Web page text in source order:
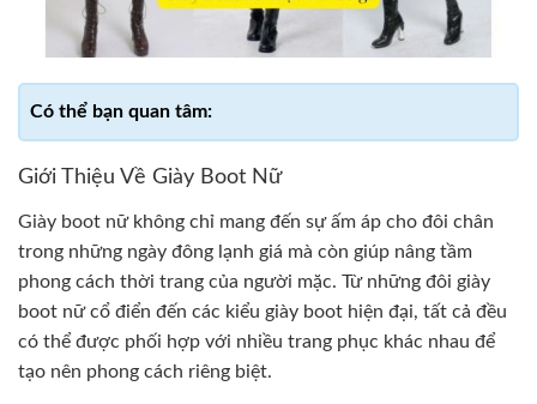
Giới Thiệu Về Giày Boot Nữ
Giày boot nữ không chỉ mang đến sự ấm áp cho đôi chân
trong những ngày đông lạnh giá mà còn giúp nâng tầm
phong cách thời trang của người mặc. Từ những đôi giày
boot nữ cổ điển đến các kiểu giày boot hiện đại, tất cả đều
có thể được phối hợp với nhiều trang phục khác nhau để
tạo nên phong cách riêng biệt.